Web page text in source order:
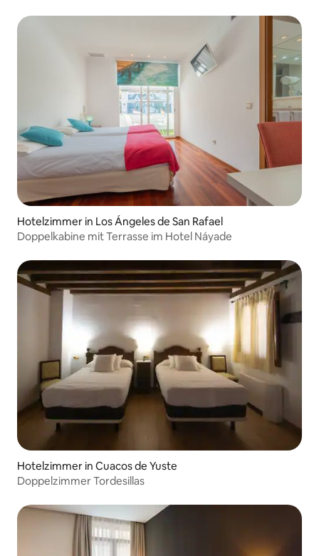
Hotelzimmer in Los Ángeles de San Rafael
Doppelkabine mit Terrasse im Hotel Náyade
Hotelzimmer in Cuacos de Yuste
Doppelzimmer Tordesillas